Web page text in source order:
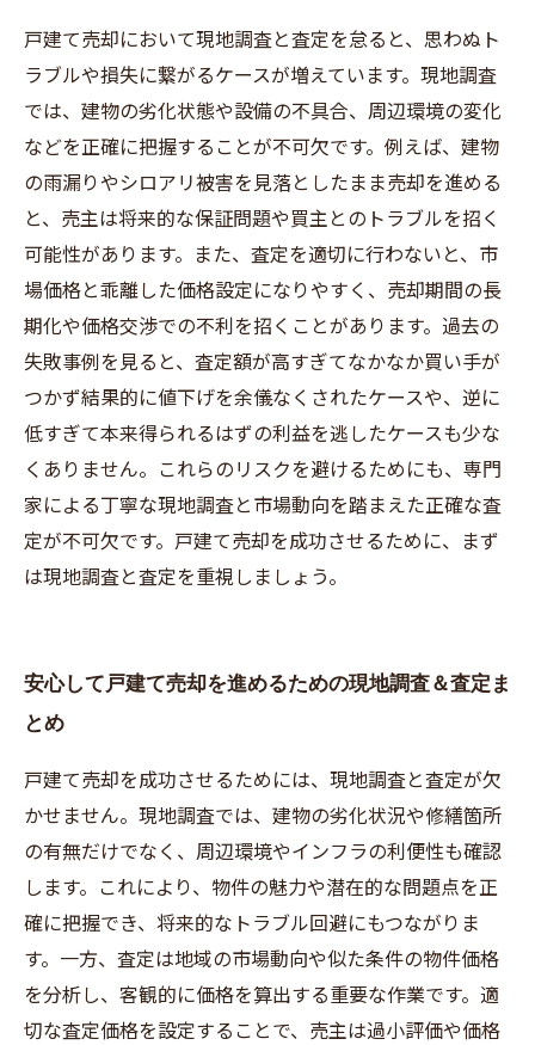
戸建て売却において現地調査と査定を怠ると、思わぬト
ラブルや損失に繋がるケースが増えています。現地調査
では、建物の劣化状態や設備の不具合、周辺環境の変化
などを正確に把握することが不可欠です。例えば、建物
の雨漏りやシロアリ被害を見落としたまま売却を進める
と、売主は将来的な保証問題や買主とのトラブルを招く
可能性があります。また、査定を適切に行わないと、市
場価格と乖離した価格設定になりやすく、売却期間の長
期化や価格交渉での不利を招くことがあります。過去の
失敗事例を見ると、査定額が高すぎてなかなか買い手が
つかず結果的に値下げを余儀なくされたケースや、逆に
低すぎて本来得られるはずの利益を逃したケースも少な
くありません。これらのリスクを避けるためにも、専門
家による丁寧な現地調査と市場動向を踏まえた正確な査
定が不可欠です。戸建て売却を成功させるために、まず
は現地調査と査定を重視しましょう。
安心して戸建て売却を進めるための現地調査＆査定ま
とめ
戸建て売却を成功させるためには、現地調査と査定が欠
かせません。現地調査では、建物の劣化状況や修繕箇所
の有無だけでなく、周辺環境やインフラの利便性も確認
します。これにより、物件の魅力や潜在的な問題点を正
確に把握でき、将来的なトラブル回避にもつながりま
す。一方、査定は地域の市場動向や似た条件の物件価格
を分析し、客観的に価格を算出する重要な作業です。適
切な査定価格を設定することで、売主は過小評価や価格